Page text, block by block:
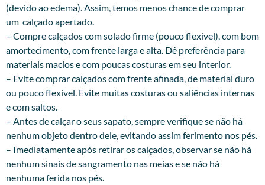
(devido ao edema). Assim, temos menos chance de comprar
um calçado apertado.
– Compre calçados com solado firme (pouco flexível), com bom
amortecimento, com frente larga e alta. Dê preferência para
materiais macios e com poucas costuras em seu interior.
– Evite comprar calçados com frente afinada, de material duro
ou pouco flexível. Evite muitas costuras ou saliências internas
e com saltos.
– Antes de calçar o seus sapato, sempre verifique se não há
nenhum objeto dentro dele, evitando assim ferimento nos pés.
– Imediatamente após retirar os calçados, observar se não há
nenhum sinais de sangramento nas meias e se não há
nenhuma ferida nos pés.